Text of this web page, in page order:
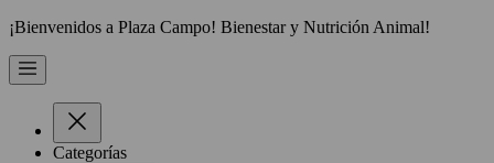
¡Bienvenidos a Plaza Campo! Bienestar y Nutrición Animal!
Categorías